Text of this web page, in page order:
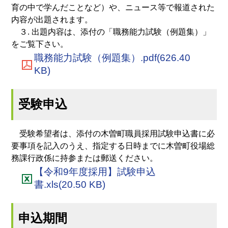
育の中で学んだことなど）や、ニュース等で報道された
内容が出題されます。
３. 出題内容は、添付の「職務能力試験（例題集）」
をご覧下さい。
職務能力試験（例題集）.pdf(626.40
KB)
受験申込
受験希望者は、添付の木曽町職員採用試験申込書に必
要事項を記入のうえ、指定する日時までに木曽町役場総
務課行政係に持参または郵送ください。
【令和9年度採用】試験申込
書.xls(20.50 KB)
申込期間